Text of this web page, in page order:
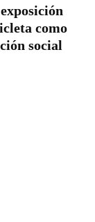
como
social